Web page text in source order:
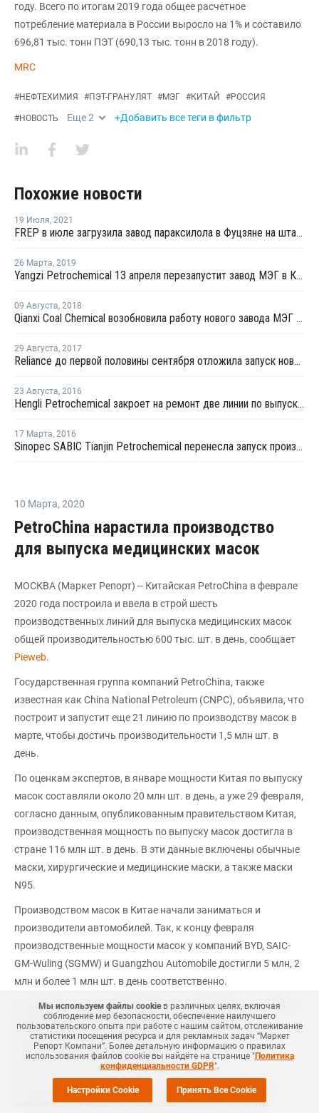
году. Всего по итогам 2019 года общее расчетное
потребление материала в России выросло на 1% и составило
696,81 тыс. тонн ПЭТ (690,13 тыс. тонн в 2018 году).
MRC
#НЕФТЕХИМИЯ #ПЭТ-ГРАНУЛЯТ #МЭГ #КИТАЙ #РОССИЯ
#НОВОСТЬ Еще2 +Добавить все теги в фильтр
Похожие новости
19 Июля, 2021
FREP в июле загрузила завод параксилола в Фуцзяне на штатном уровне
26 Марта, 2019
Yangzi Petrochemical 13 апреля перезапустит завод МЭГ в Китае после планового ремонта
09 Августа, 2018
Qianxi Coal Chemical возобновила работу нового завода МЭГ в Цяньси после профилактики
29 Августа, 2017
Reliance до первой половины сентября отложила запуск нового завода МЭГ в Джамнагаре
23 Августа, 2016
Hengli Petrochemical закроет на ремонт две линии по выпуску ТФК в сентябре-октябре
17 Марта, 2016
Sinopec SABIC Tianjin Petrochemical перенесла запуск производства МЭГ на 20 марта
10 Марта, 2020
PetroChina нарастила производство
для выпуска медицинских масок
МОСКВА (Маркет Репорт) -- Китайская PetroChina в феврале
2020 года построила и ввела в строй шесть
производственных линий для выпуска медицинских масок
общей производительностью 600 тыс. шт. в день, сообщает
Рieweb.
Государственная группа компаний PetroChina, также
известная как China National Petroleum (CNPC), объявила, что
построит и запустит еще 21 линию по производству масок в
марте, чтобы достичь производительности 1,5 млн шт. в
день.
По оценкам экспертов, в январе мощности Китая по выпуску
масок составляли около 20 млн шт. в день, а уже 29 февраля,
согласно данным, опубликованным правительством Китая,
производственная мощность по выпуску масок достигла в
стране 116 млн шт. в день. В эти данные включены обычные
маски, хирургические и медицинские маски, а также маски
N95.
Производством масок в Китае начали заниматься и
производители автомобилей. Так, к концу февраля
производственные мощности масок у компаний BYD, SAIC-
GM-Wuling (SGMW) и Guangzhou Automobile достигли 5 млн, 2
млн и более 1 млн шт. в день соответственно.
Сообщается, что и японский гигант электроники — компания
Sharp использует свои мощности для увеличения
производства масок для внутреннего спроса, в объеме
примерно 500 тыс. шт. в день.
Защитные маски обычно изготавливаются из нетканых
синтетических материалов (большей частью из гранул
Мы используем файлы cookieв различных целях, включая
соблюдение мер безопасности, обеспечение наилучшего
пользовательского опыта при работе с нашим сайтом, отслеживание
статистики посещения ресурса и для рекламных задач “Маркет
Репорт Компани”. Более детальную информацию о правилах
использования файлов cookie вы найдёте на странице "Политика
конфиденциальности GDPR".
Настройки Cookie Принять Все Cookie